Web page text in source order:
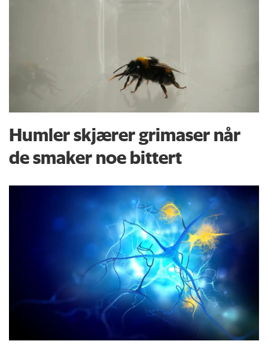
Humler skjærer grimaser når
de smaker noe bittert